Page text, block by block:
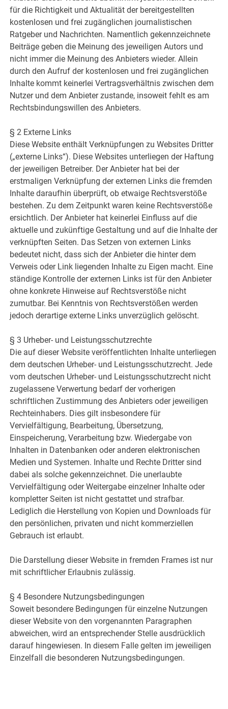
für die Richtigkeit und Aktualität der bereitgestellten
kostenlosen und frei zugänglichen journalistischen
Ratgeber und Nachrichten. Namentlich gekennzeichnete
Beiträge geben die Meinung des jeweiligen Autors und
nicht immer die Meinung des Anbieters wieder. Allein
durch den Aufruf der kostenlosen und frei zugänglichen
Inhalte kommt keinerlei Vertragsverhältnis zwischen dem
Nutzer und dem Anbieter zustande, insoweit fehlt es am
Rechtsbindungswillen des Anbieters.
§ 2 Externe Links
Diese Website enthält Verknüpfungen zu Websites Dritter
(„externe Links“). Diese Websites unterliegen der Haftung
der jeweiligen Betreiber. Der Anbieter hat bei der
erstmaligen Verknüpfung der externen Links die fremden
Inhalte daraufhin überprüft, ob etwaige Rechtsverstöße
bestehen. Zu dem Zeitpunkt waren keine Rechtsverstöße
ersichtlich. Der Anbieter hat keinerlei Einfluss auf die
aktuelle und zukünftige Gestaltung und auf die Inhalte der
verknüpften Seiten. Das Setzen von externen Links
bedeutet nicht, dass sich der Anbieter die hinter dem
Verweis oder Link liegenden Inhalte zu Eigen macht. Eine
ständige Kontrolle der externen Links ist für den Anbieter
ohne konkrete Hinweise auf Rechtsverstöße nicht
zumutbar. Bei Kenntnis von Rechtsverstößen werden
jedoch derartige externe Links unverzüglich gelöscht.
§ 3 Urheber- und Leistungsschutzrechte
Die auf dieser Website veröffentlichten Inhalte unterliegen
dem deutschen Urheber- und Leistungsschutzrecht. Jede
vom deutschen Urheber- und Leistungsschutzrecht nicht
zugelassene Verwertung bedarf der vorherigen
schriftlichen Zustimmung des Anbieters oder jeweiligen
Rechteinhabers. Dies gilt insbesondere für
Vervielfältigung, Bearbeitung, Übersetzung,
Einspeicherung, Verarbeitung bzw. Wiedergabe von
Inhalten in Datenbanken oder anderen elektronischen
Medien und Systemen. Inhalte und Rechte Dritter sind
dabei als solche gekennzeichnet. Die unerlaubte
Vervielfältigung oder Weitergabe einzelner Inhalte oder
kompletter Seiten ist nicht gestattet und strafbar.
Lediglich die Herstellung von Kopien und Downloads für
den persönlichen, privaten und nicht kommerziellen
Gebrauch ist erlaubt.
Die Darstellung dieser Website in fremden Frames ist nur
mit schriftlicher Erlaubnis zulässig.
§ 4 Besondere Nutzungsbedingungen
Soweit besondere Bedingungen für einzelne Nutzungen
dieser Website von den vorgenannten Paragraphen
abweichen, wird an entsprechender Stelle ausdrücklich
darauf hingewiesen. In diesem Falle gelten im jeweiligen
Einzelfall die besonderen Nutzungsbedingungen.